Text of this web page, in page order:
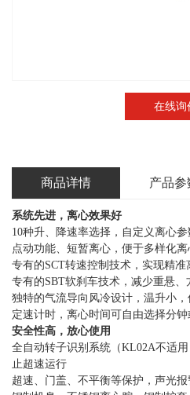
在线询
商品详情 产品参
系统先进，离心效果好
10种升、降速率选择，自定义离心
点动功能、短暂离心，便于多样化离
专有的SCT转速控制技术，实现精准
专有的SBT软刹车技术，减少重悬
独特的气流导向风冷设计 ，温升小 ，
定速计时，离心时间可自由选择分
安全性高，放心使用
全自动转子识别系统（KL02A不适用
止超速运行
超速、门盖、 不平衡等保护 ， 声光